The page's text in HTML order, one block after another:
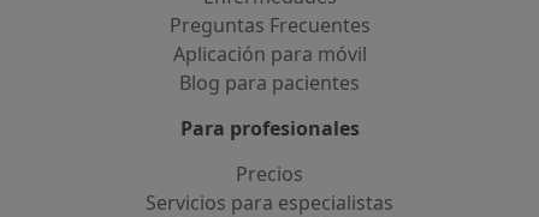
Preguntas Frecuentes
Aplicación para móvil
Blog para pacientes
Para profesionales
Precios
Servicios para especialistas